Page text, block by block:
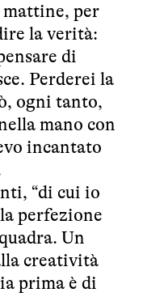
mattine, per
la verità:
di
Perderei la
ogni tanto,
mano con
incantato
“di cui io
perfezione
Un
creatività
prima è di